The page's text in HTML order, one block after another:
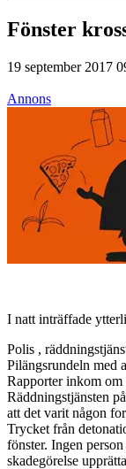
Fönster
19 september 2017
Annons
I natt inträffade
Polis ,
Pilängsrundeln med
Rapporter inkom
Räddningstjänsten
att det varit någon
Trycket från
fönster. Ingen
skadegörelse